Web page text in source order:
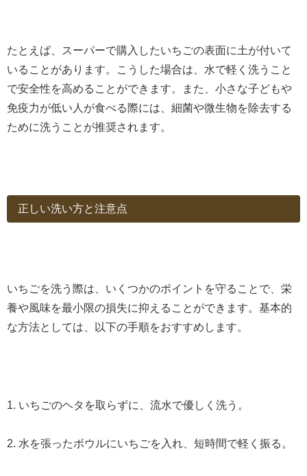
たとえば、スーパーで購入したいちごの表面に土が付いて
いることがあります。こうした場合は、水で軽く洗うこと
で安全性を高めることができます。また、小さな子どもや
免疫力が低い人が食べる際には、細菌や微生物を除去する
ために洗うことが推奨されます。
正しい洗い方と注意点
いちごを洗う際は、いくつかのポイントを守ることで、栄
養や風味を最小限の損失に抑えることができます。基本的
な方法としては、以下の手順をおすすめします。
1. いちごのヘタを取らずに、流水で優しく洗う。
2. 水を張ったボウルにいちごを入れ、短時間で軽く振る。